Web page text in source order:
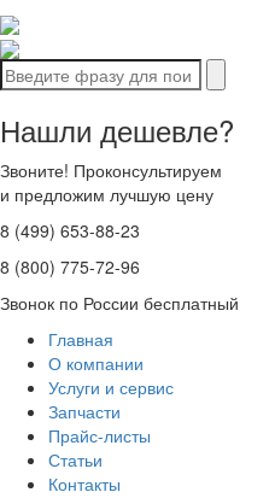
Нашли дешевле?
Звоните! Проконсультируем
и предложим лучшую цену
8 (499) 653-88-23
8 (800) 775-72-96
Звонок по России бесплатный
Главная
О компании
Услуги и сервис
Запчасти
Прайс-листы
Статьи
Контакты